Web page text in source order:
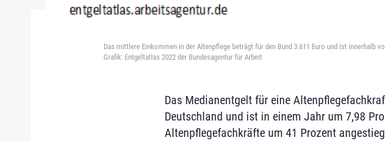
Das mittlere Einkommen in der Altenpflege beträgt für den Bund 3.611 Euro und ist innerhalb
Grafik: Entgeltatlas 2022 der Bundesagentur für Arbeit
Das Medianentgelt für eine
Deutschland und ist in einem Jahr um 7,98
Altenpflegefachkräfte um 41 Prozent